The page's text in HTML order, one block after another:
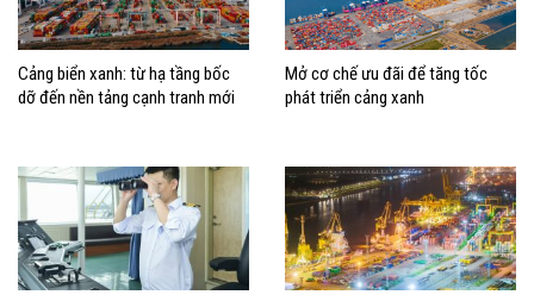
Cảng biển xanh: từ hạ tầng bốc
dỡ đến nền tảng cạnh tranh mới
Mở cơ chế ưu đãi để tăng tốc
phát triển cảng xanh